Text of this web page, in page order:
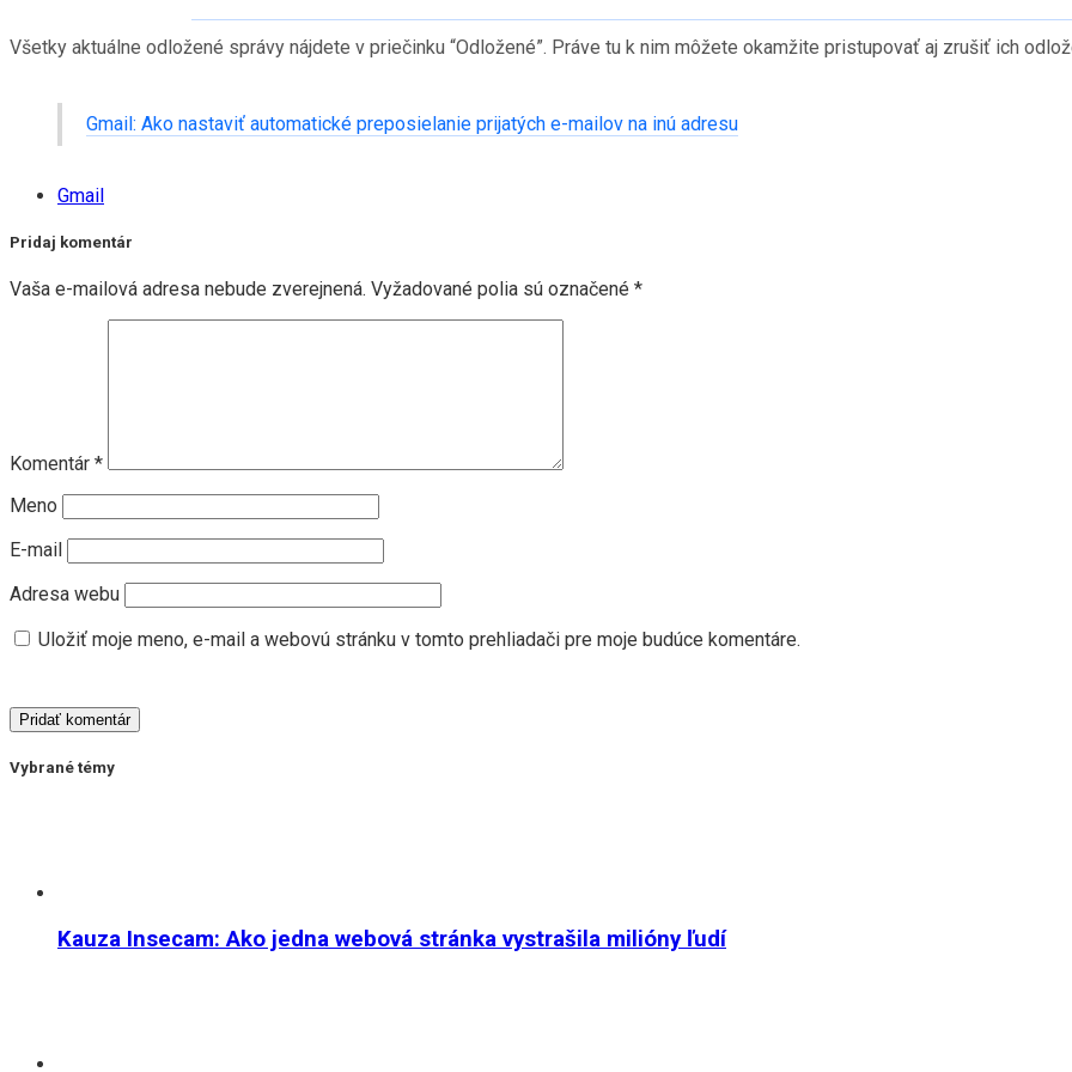
Všetky aktuálne odložené správy nájdete v priečinku “Odložené”. Práve tu k nim môžete okamžite pristupovať aj zrušiť ich
Gmail: Ako nastaviť automatické preposielanie prijatých e-mailov na inú adresu
Gmail
Pridaj komentár
Vaša e-mailová adresa nebude zverejnená. Vyžadované polia sú označené *
Komentár *
Meno
E-mail
Adresa webu
Uložiť moje meno, e-mail a webovú stránku v tomto prehliadači pre moje budúce komentáre.
Vybrané témy
Kauza Insecam: Ako jedna webová stránka vystrašila milióny ľudí